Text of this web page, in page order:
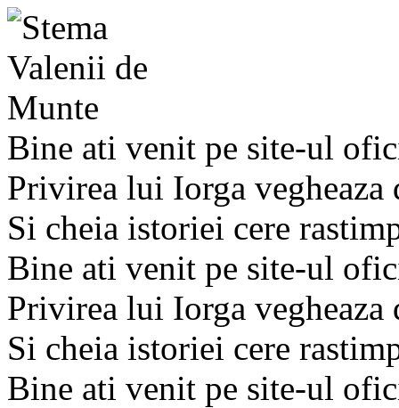
Bine ati venit pe site-ul
Privirea lui Iorga
Si cheia istoriei cere
Bine ati venit pe site-ul
Privirea lui Iorga
Si cheia istoriei cere
Bine ati venit pe site-ul